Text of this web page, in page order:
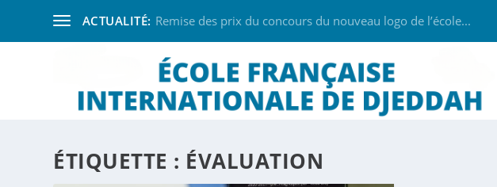
ACTUALITÉ: Remise des prix du concours du nouveau logo de l’école...
ÉTIQUETTE : ÉVALUATION